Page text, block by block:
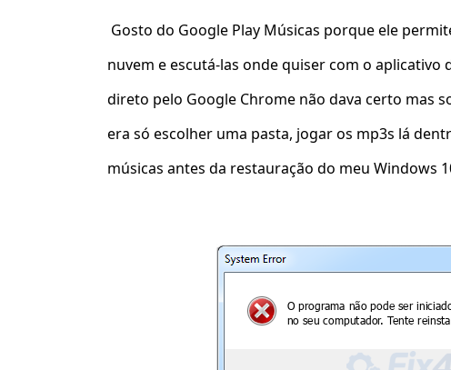
Gosto do Google Play Músicas porque ele
nuvem e escutá-las onde quiser com o aplicativo
direto pelo Google Chrome não dava certo mas
era só escolher uma pasta, jogar os mp3s lá
músicas antes da restauração do meu Windows